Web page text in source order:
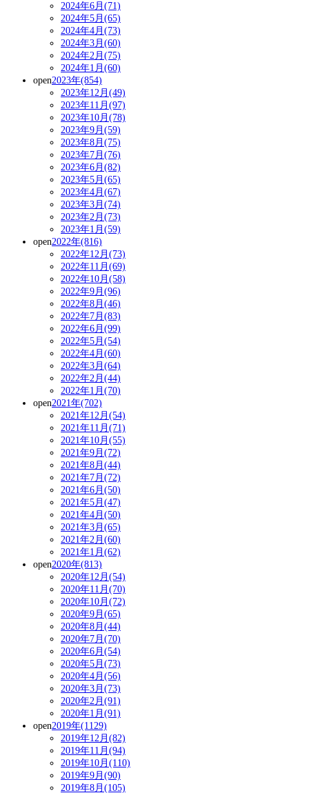
2024年6月(71)
2024年5月(65)
2024年4月(73)
2024年3月(60)
2024年2月(75)
2024年1月(60)
open2023年(854)
2023年12月(49)
2023年11月(97)
2023年10月(78)
2023年9月(59)
2023年8月(75)
2023年7月(76)
2023年6月(82)
2023年5月(65)
2023年4月(67)
2023年3月(74)
2023年2月(73)
2023年1月(59)
open2022年(816)
2022年12月(73)
2022年11月(69)
2022年10月(58)
2022年9月(96)
2022年8月(46)
2022年7月(83)
2022年6月(99)
2022年5月(54)
2022年4月(60)
2022年3月(64)
2022年2月(44)
2022年1月(70)
open2021年(702)
2021年12月(54)
2021年11月(71)
2021年10月(55)
2021年9月(72)
2021年8月(44)
2021年7月(72)
2021年6月(50)
2021年5月(47)
2021年4月(50)
2021年3月(65)
2021年2月(60)
2021年1月(62)
open2020年(813)
2020年12月(54)
2020年11月(70)
2020年10月(72)
2020年9月(65)
2020年8月(44)
2020年7月(70)
2020年6月(54)
2020年5月(73)
2020年4月(56)
2020年3月(73)
2020年2月(91)
2020年1月(91)
open2019年(1129)
2019年12月(82)
2019年11月(94)
2019年10月(110)
2019年9月(90)
2019年8月(105)